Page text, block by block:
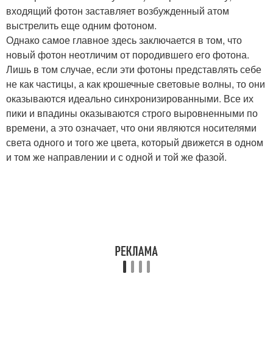
входящий фотон заставляет возбужденный атом
выстрелить еще одним фотоном.
Однако самое главное здесь заключается в том, что
новый фотон неотличим от породившего его фотона.
Лишь в том случае, если эти фотоны представлять себе
не как частицы, а как крошечные световые волны, то они
оказываются идеально синхронизированными. Все их
пики и впадины оказываются строго выровненными по
времени, а это означает, что они являются носителями
света одного и того же цвета, который движется в одном
и том же направлении и с одной и той же фазой.